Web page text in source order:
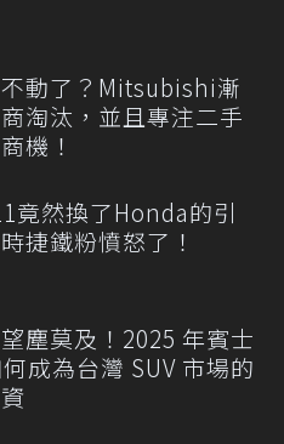
動了？Mitsubishi漸
淘汰，並且專注二手
機！
竟然換了Honda的引
捷鐵粉憤怒了！
塵莫及！2025 年賓士
成為台灣 SUV 市場的